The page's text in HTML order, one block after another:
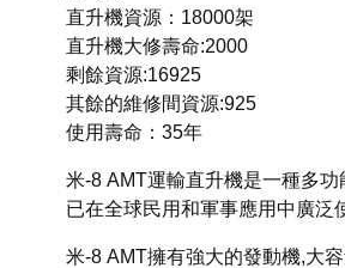
直升機資源：18000架
直升機大修壽命:2000
剩餘資源:16925
其餘的維修間資源:925
使用壽命：35年
米-8 AMT運輸直升機是一種多功
已在全球民用和軍事應用中廣泛
米-8 AMT擁有強大的發動機,大